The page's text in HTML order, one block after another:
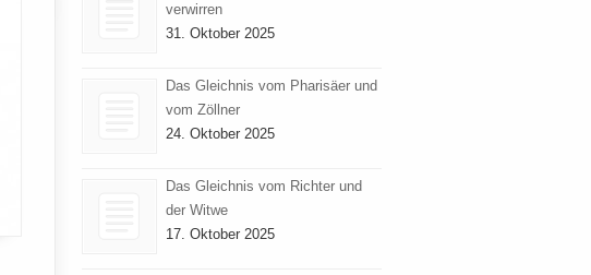
verwirren
31. Oktober 2025
Das Gleichnis vom Pharisäer und
vom Zöllner
24. Oktober 2025
Das Gleichnis vom Richter und
der Witwe
17. Oktober 2025